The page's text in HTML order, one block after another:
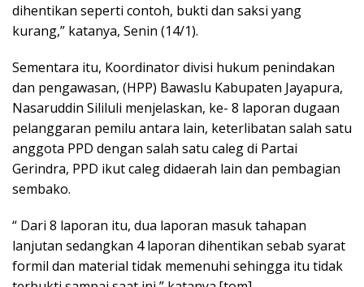
dihentikan seperti contoh, bukti dan saksi yang
kurang,” katanya, Senin (14/1).
Sementara itu, Koordinator divisi hukum penindakan
dan pengawasan, (HPP) Bawaslu Kabupaten Jayapura,
Nasaruddin Sililuli menjelaskan, ke- 8 laporan dugaan
pelanggaran pemilu antara lain, keterlibatan salah satu
anggota PPD dengan salah satu caleg di Partai
Gerindra, PPD ikut caleg didaerah lain dan pembagian
sembako.
“ Dari 8 laporan itu, dua laporan masuk tahapan
lanjutan sedangkan 4 laporan dihentikan sebab syarat
formil dan material tidak memenuhi sehingga itu tidak